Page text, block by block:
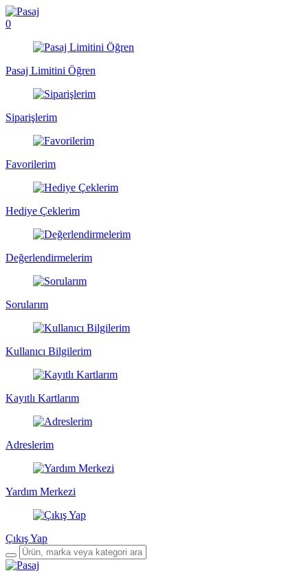
0
Pasaj Limitini Öğren
Siparişlerim
Favorilerim
Hediye Çeklerim
Değerlendirmelerim
Sorularım
Kullanıcı Bilgilerim
Kayıtlı Kartlarım
Adreslerim
Yardım Merkezi
Çıkış Yap